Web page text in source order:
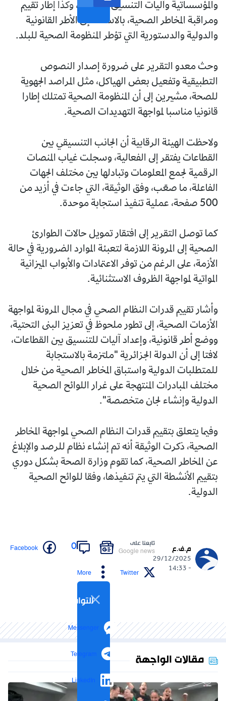
والمؤسساتية وآليات التنسيق والتمويل، وكذا إطار تقييم
ومراقبة المخاطر الصحية، بالاستناد إلى الأطر القانونية
والدولية والدستورية التي تؤطر المنظومة الصحية للبلد.
وحث معدو التقرير على ضرورة إصدار النصوص
التطبيقية وتفعيل بعض الهياكل، مثل المراصد الجهوية
للصحة، مشيرين إلى أن المنظومة الصحية تمتلك إطارا
قانونيا مناسبا لمواجهة التهديدات الصحية.
ولاحظت الهيئة الرقابية أن الجانب التنسيقي بين
القطاعات يفتقر إلى الفعالية، وسجلت غياب المنصات
الرقمية لجمع المعلومات وتبادلها بين مختلف الجهات
الفاعلة، ما صعّب، وفق الوثيقة، التي جاءت في أزيد من
500 صفحة، عملية تنفيذ استجابة موحدة.
كما توصل التقرير إلى افتقار تمويل حالات الطوارئ
الصحية إلى المرونة اللازمة لتعبئة الموارد الضرورية في حالة
الأزمة، على الرغم من توفر الاعتمادات والأبواب الميزانية
المواتية لمواجهة الظروف الاستثنائية.
وأشار تقييم قدرات النظام الصحي في مجال المرونة لمواجهة
الأزمات الصحية، إلى تطور ملحوظ في تعزيز البنى التحتية،
ووضع أطر قانونية، وإعداد آليات للتنسيق بين القطاعات،
لافتا إلى أن الدولة الجزائرية "ملتزمة بالاستجابة
للمتطلبات الدولية واستباق المخاطر الصحية من خلال
مختلف المبادرات المنتهجة على غرار اللوائح الصحية
الدولية وإنشاء لجان متخصصة".
وفيما يتعلق بتقييم قدرات النظام الصحي لمواجهة المخاطر
الصحية، ذكرت الوثيقة أنه تم إنشاء نظام للرصد والإبلاغ
عن المخاطر الصحية، كما تقوم وزارة الصحة بشكل دوري
بتقييم الأنشطة التي يتم تنفيذها، وفقا للوائح الصحية
الدولية.
م.ف.ع
29/12/2025
- 14:33
تابعنا على
Google news
0
Facebook
Twitter
More
التواصل الاجتماعي
Messenger
Telegram
LinkedIn
مقالات الواجهة